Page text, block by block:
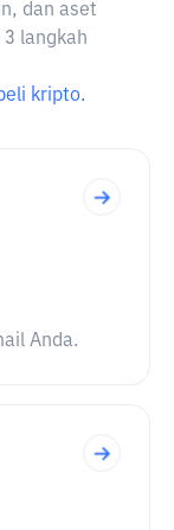
dan aset
langkah
kripto.
Anda.